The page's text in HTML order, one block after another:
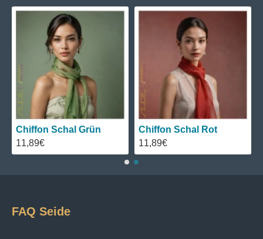
Chiffon Schal Blau
11,89€
Chiffon Schal Schwarz
11,89€
FAQ Seide